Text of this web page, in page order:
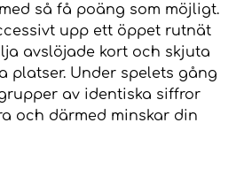
så få poäng som möjligt.
upp ett öppet rutnät
avslöjade kort och skjuta
platser. Under spelets gång
av identiska siffror
och därmed minskar din